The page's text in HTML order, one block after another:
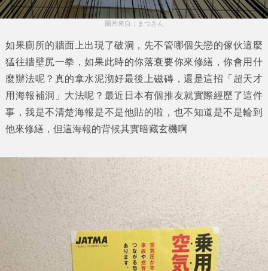
圖片來自：まつさん
如果廁所的牆面上出現了破洞，先不管哪個失戀的傢伙這麼
猛往牆壁尻一拳，如果此時的你落衰要你來修繕，你會用什
麼辦法呢？真的拿水泥沏好最後上磁磚，還是這招「 超天才
用海報補洞 」大法呢？最近日本有個推友就實際經歷了這件
事，我是不清楚海報是不是他貼的啦，也不知道是不是輪到
他來修繕，但這海報的背候其實暗藏玄機啊